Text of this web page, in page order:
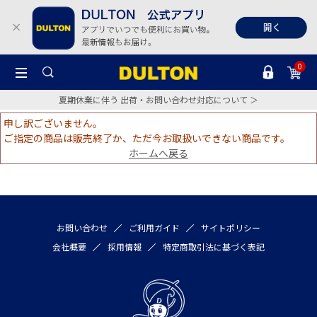
0
夏期休業に伴う 出荷・お問い合わせ対応について ＞
申し訳ございません。
ご指定の商品は販売終了か、ただ今お取扱いできない商品です。
ホームへ戻る
お問い合わせ ご利用ガイド
サイトポリシー
会社概要
採用情報 特定商取引法に基づく表記